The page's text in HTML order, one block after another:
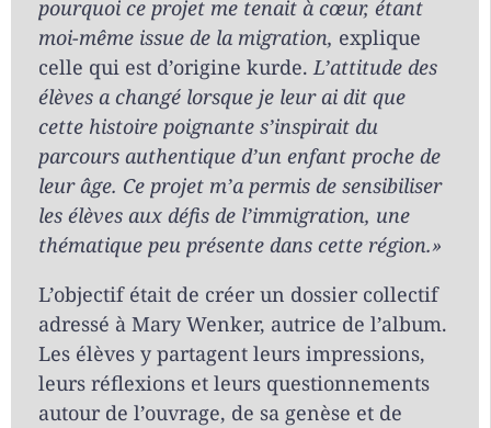
pourquoi ce projet me tenait à cœur, étant
moi-même issue de la migration, explique
celle qui est d’origine kurde. L’attitude des
élèves a changé lorsque je leur ai dit que
cette histoire poignante s’inspirait du
parcours authentique d’un enfant proche de
leur âge. Ce projet m’a permis de sensibiliser
les élèves aux défis de l’immigration, une
thématique peu présente dans cette région.»
L’objectif était de créer un dossier collectif
adressé à Mary Wenker, autrice de l’album.
Les élèves y partagent leurs impressions,
leurs réflexions et leurs questionnements
autour de l’ouvrage, de sa genèse et de